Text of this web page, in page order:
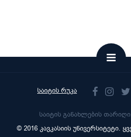
საიტის რუკა
საიტის განახლების
© 2016 კავკასიის უნივერსიტეტი.